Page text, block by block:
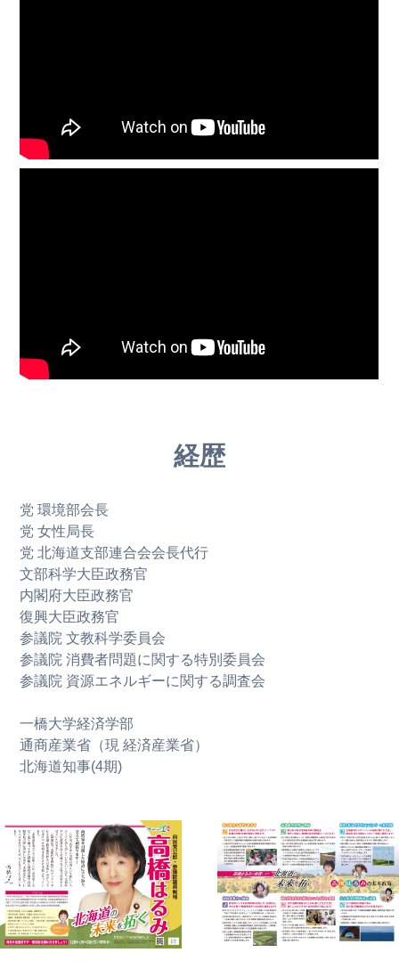
経歴
党 環境部会長
党 女性局長
党 北海道支部連合会会長代行
文部科学大臣政務官
内閣府大臣政務官
復興大臣政務官
参議院 文教科学委員会
参議院 消費者問題に関する特別委員会
参議院 資源エネルギーに関する調査会
一橋大学経済学部
通商産業省（現 経済産業省）
北海道知事(4期)